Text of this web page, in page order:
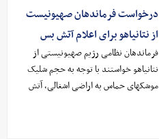
درخواست فرماندهان صهیونیست
از نتانیاهو برای اعلام آتش بس
فرماندهان نظامی رژیم صهیونیستی از
نتانیاهو خواستند با توجه به حجم شلیک
موشک‎های حماس به اراضی اشغالی، آتش